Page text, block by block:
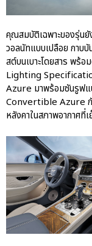
คุณสมบัติเฉพาะของรุ่นยั
วอลนัทแบบเปลือย กาบ
สต์บนเบาะโดยสาร พ
Lighting
Azure มาพร้อมซันรูฟ
Convertible Azure กั
หลังคาในสภาพอากาศที่เ